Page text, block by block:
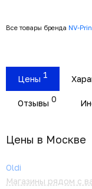
Все товары бренда NV-
Цены 1
Отзывы 0
Цены в Москвe
Oldi
Магазины рядом с